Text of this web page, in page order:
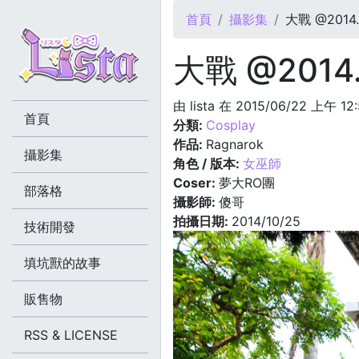
您在這裡
首頁 攝影集 大戰
大戰
由 lista 在 2015/06/22 上午
分類: Cosplay
作品: Ragnarok
角色 / 版本: 女巫師
Coser: 夢大RO團
攝影師: 傻哥
拍攝日期: 2014/10/25
首頁
攝影集
部落格
技術開發
填坑獸的故事
販售物
RSS & LICENSE